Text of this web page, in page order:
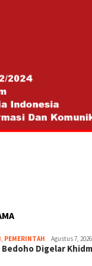
, PEMERINTAH Agustus 7, 2026
Bedoho Digelar